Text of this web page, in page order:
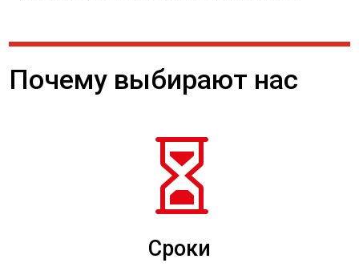
Почему выбирают нас

Сроки